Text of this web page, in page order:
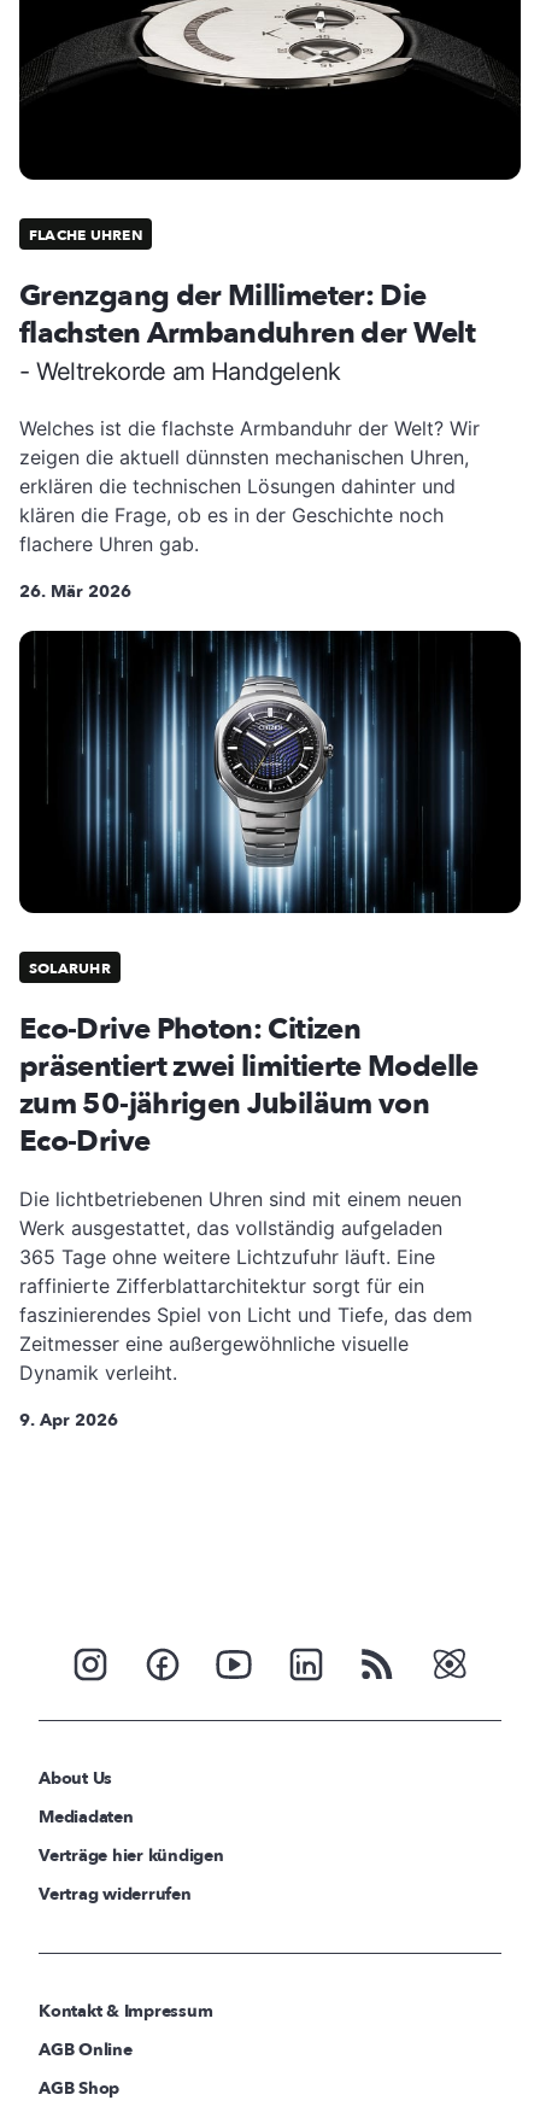
FLACHE UHREN
Grenzgang der Millimeter: Die
flachsten Armbanduhren der Welt
- Weltrekorde am Handgelenk
Welches ist die flachste Armbanduhr der Welt? Wir
zeigen die aktuell dünnsten mechanischen Uhren,
erklären die technischen Lösungen dahinter und
klären die Frage, ob es in der Geschichte noch
flachere Uhren gab.
26. Mär 2026
SOLARUHR
Eco-Drive Photon: Citizen
präsentiert zwei limitierte Modelle
zum 50-jährigen Jubiläum von
Eco-Drive
Die lichtbetriebenen Uhren sind mit einem neuen
Werk ausgestattet, das vollständig aufgeladen
365 Tage ohne weitere Lichtzufuhr läuft. Eine
raffinierte Zifferblattarchitektur sorgt für ein
faszinierendes Spiel von Licht und Tiefe, das dem
Zeitmesser eine außergewöhnliche visuelle
Dynamik verleiht.
9. Apr 2026
About Us
Mediadaten
Verträge hier kündigen
Vertrag widerrufen
Kontakt & Impressum
AGB Online
AGB Shop